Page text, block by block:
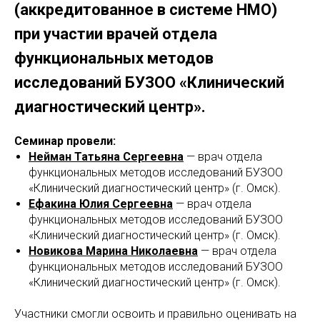
(аккредитованное в системе НМО)
при участии врачей отдела
функциональных методов
исследований БУЗОО «Клинический
диагностический центр».
Семинар провели:
Нейман Татьяна Сергеевна — врач отдела
функциональных методов исследований БУЗОО
«Клинический диагностический центр» (г. Омск).
Ефакина Юлия Сергеевна — врач отдела
функциональных методов исследований БУЗОО
«Клинический диагностический центр» (г. Омск).
Новикова Марина Николаевна — врач отдела
функциональных методов исследований БУЗОО
«Клинический диагностический центр» (г. Омск).
Участники смогли освоить и правильно оценивать на